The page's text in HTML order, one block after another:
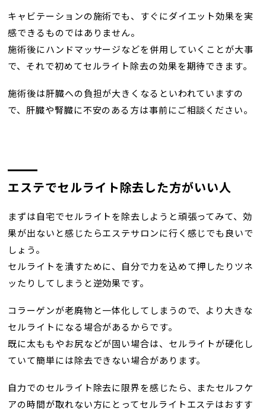
キャビテーションの施術でも、すぐにダイエット効果を実
感できるものではありません。
施術後にハンドマッサージなどを併用していくことが大事
で、それで初めてセルライト除去の効果を期待できます。
施術後は肝臓への負担が大きくなるといわれていますの
で、肝臓や腎臓に不安のある方は事前にご相談ください。
エステでセルライト除去した方がいい人
まずは自宅でセルライトを除去しようと頑張ってみて、効
果が出ないと感じたらエステサロンに行く感じでも良いで
しょう。
セルライトを潰すために、自分で力を込めて押したりツネ
ッたりしてしまうと逆効果です。
コラーゲンが老廃物と一体化してしまうので、より大きな
セルライトになる場合があるからです。
既に太ももやお尻などが固い場合は、セルライトが硬化し
ていて簡単には除去できない場合があります。
自力でのセルライト除去に限界を感じたら、またセルフケ
アの時間が取れない方にとってセルライトエステはおすす